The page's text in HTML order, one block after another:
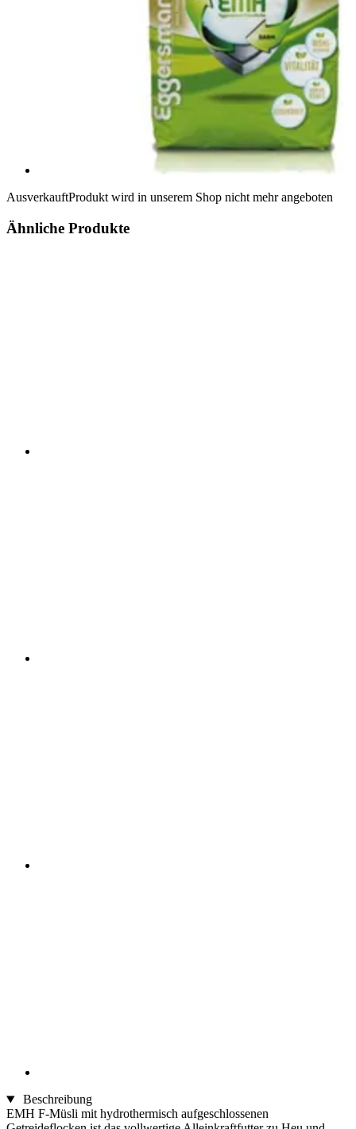
AusverkauftProdukt wird in unserem Shop nicht mehr angeboten
Ähnliche Produkte
Beschreibung
EMH F-Müsli mit hydrothermisch aufgeschlossenen